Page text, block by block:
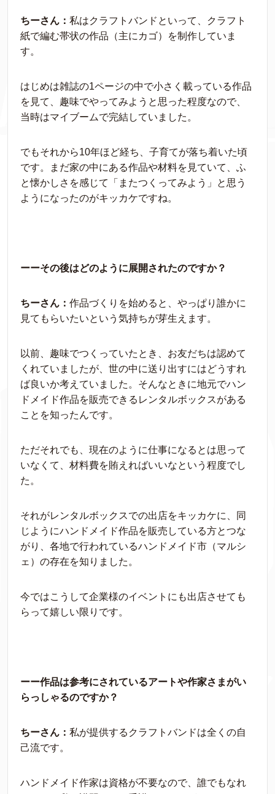
ちーさん： 私はクラフトバンドといって、クラフト
紙で編む帯状の作品（主にカゴ）を制作していま
す。
はじめは雑誌の1ページの中で小さく載っている作品
を見て、趣味でやってみようと思った程度なので、
当時はマイブームで完結していました。
でもそれから10年ほど経ち、子育てが落ち着いた頃
です。まだ家の中にある作品や材料を見ていて、ふ
と懐かしさを感じて「またつくってみよう」と思う
ようになったのがキッカケですね。
ーーその後はどのように展開されたのですか？
ちーさん： 作品づくりを始めると、やっぱり誰かに
見てもらいたいという気持ちが芽生えます。
以前、趣味でつくっていたとき、お友だちは認めて
くれていましたが、世の中に送り出すにはどうすれ
ば良いか考えていました。そんなときに地元でハン
ドメイド作品を販売できるレンタルボックスがある
ことを知ったんです。
ただそれでも、現在のように仕事になるとは思って
いなくて、材料費を賄えればいいなという程度でし
た。
それがレンタルボックスでの出店をキッカケに、同
じようにハンドメイド作品を販売している方とつな
がり、各地で行われているハンドメイド市（マルシ
ェ）の存在を知りました。
今ではこうして企業様のイベントにも出店させても
らって嬉しい限りです。
ーー作品は参考にされているアートや作家さまがい
らっしゃるのですか？
ちーさん： 私が提供するクラフトバンドは全くの自
己流です。
ハンドメイド作家は資格が不要なので、誰でもなれ